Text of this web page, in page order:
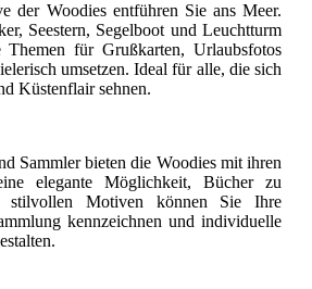
der Woodies entführen Sie ans Meer.
Seestern, Segelboot und Leuchtturm
Themen für Grußkarten, Urlaubsfotos
umsetzen. Ideal für alle, die sich
Küstenflair sehnen.
Sammler bieten die Woodies mit ihren
elegante Möglichkeit, Bücher zu
stilvollen Motiven können Sie Ihre
kennzeichnen und individuelle